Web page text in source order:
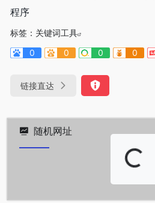
程序
标签： 关键词工具
0
0 0 0
链接直达
随机网址
Loading...